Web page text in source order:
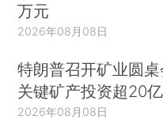
万元
2026年08月08日
特朗普召开矿业圆桌
关键矿产投资超20
2026年08月08日